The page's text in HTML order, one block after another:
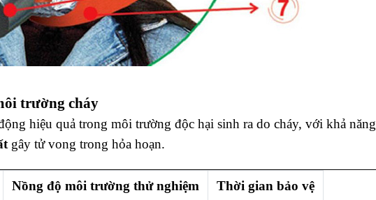
trường cháy
hiệu quả trong môi trường độc hại sinh ra do cháy, với khả năng
gây tử vong trong hỏa hoạn.
Nồng độ môi trường thử nghiệm Thời gian bảo vệ